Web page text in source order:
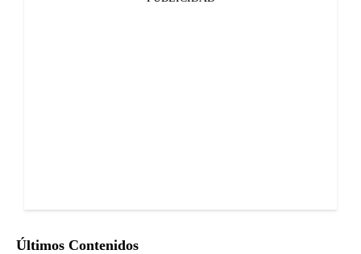
Últimos Contenidos